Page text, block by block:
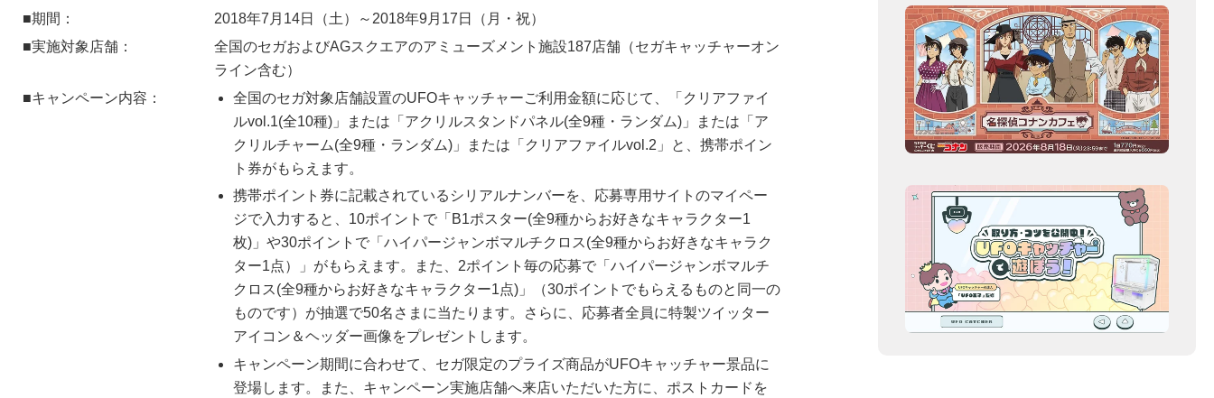
■期間：
2018年7月14日（土）～2018年9月17日（月・祝）
■実施対象店舗：
全国のセガおよびAGスクエアのアミューズメント施設187店舗（セガキャッチャーオン
ライン含む）
■キャンペーン内容：
全国のセガ対象店舗設置のUFOキャッチャーご利用金額に応じて、「クリアファイ
ルvol.1(全10種)」または「アクリルスタンドパネル(全9種・ランダム)」または「ア
クリルチャーム(全9種・ランダム)」または「クリアファイルvol.2」と、携帯ポイン
ト券がもらえます。
携帯ポイント券に記載されているシリアルナンバーを、応募専用サイトのマイペー
ジで入力すると、10ポイントで「B1ポスター(全9種からお好きなキャラクター1
枚)」や30ポイントで「ハイパージャンボマルチクロス(全9種からお好きなキャラク
ター1点）」がもらえます。また、2ポイント毎の応募で「ハイパージャンボマルチ
クロス(全9種からお好きなキャラクター1点)」（30ポイントでもらえるものと同一の
ものです）が抽選で50名さまに当たります。さらに、応募者全員に特製ツイッター
アイコン＆ヘッダー画像をプレゼントします。
キャンペーン期間に合わせて、セガ限定のプライズ商品がUFOキャッチャー景品に
登場します。また、キャンペーン実施店舗へ来店いただいた方に、ポストカードを